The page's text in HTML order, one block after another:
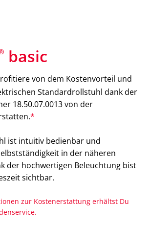
basic
von dem Kostenvorteil und
Standardrollstuhl dank der
18.50.07.0013 von der
*
ist intuitiv bedienbar und
in der näheren
der hochwertigen Beleuchtung bist
sichtbar.
zur Kostenerstattung erhältst Du